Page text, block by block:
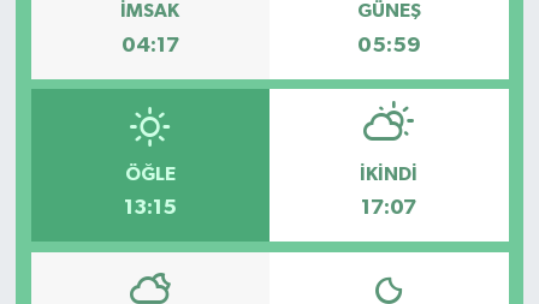
İMSAK
04:17
GÜNEŞ
05:59
ÖĞLE
13:15
İKINDI
17:07